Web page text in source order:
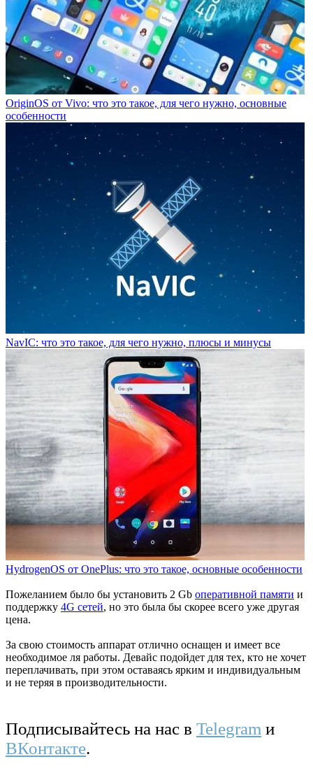
OriginOS от Vivo: что это такое, для чего нужно, основные
особенности
NavIC: что это такое, для чего нужно, плюсы и минусы
HydrogenOS от OnePlus: что это такое, основные особенности
Пожеланием было бы установить 2 Gb оперативной памяти и
поддержку 4G сетей, но это была бы скорее всего уже другая
цена.
За свою стоимость аппарат отлично оснащен и имеет все
необходимое ля работы. Девайс подойдет для тех, кто не хочет
переплачивать, при этом оставаясь ярким и индивидуальным
и не теряя в производительности.
Подписывайтесь на нас в Telegram и
ВКонтакте.